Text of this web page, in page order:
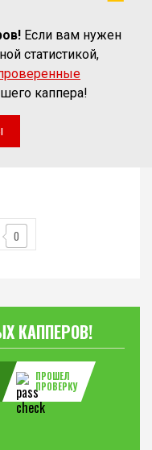
Если вам нужен
статистикой,
каппера!
0
КАППЕРОВ!
ПРОШЕЛ
ПРОВЕРКУ